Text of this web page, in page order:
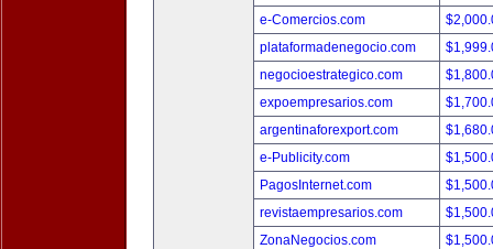
e-Comercios.com
plataformadenegocio.com
negocioestrategico.com
expoempresarios.com
argentinaforexport.com
e-Publicity.com
PagosInternet.com
revistaempresarios.com
ZonaNegocios.com